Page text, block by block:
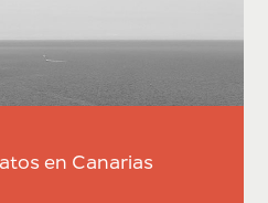
en Canarias